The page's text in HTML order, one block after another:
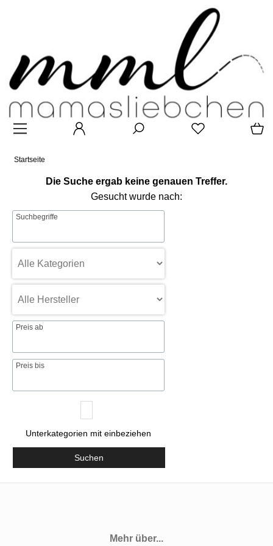
Startseite
Die Suche ergab keine genauen Treffer.
Gesucht wurde nach:
Suchbegriffe
Preis ab
Preis bis
Unterkategorien mit einbeziehen
Suchen
Mehr über...